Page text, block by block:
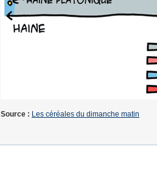
Source : Les céréales du dimanche matin